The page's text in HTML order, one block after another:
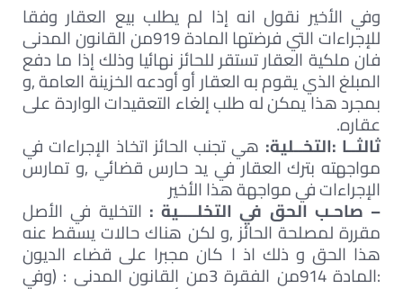
وفي الأخير نقول انه إذا لم يطلب بيع العقار وفقا
للإجراءات التي فرضتها المادة 919من القانون المدنى
فان ملكية العقار تستقر للحائز نهائيا وذلك إذا ما دفع
المبلغ الذي يقوم به العقار أو أودعه الخزينة العامة ,و
بمجرد هذا يمكن له طلب إلغاء التعقيدات الواردة على
عقاره.
ثالثــا :التخــلية: هي تجنب الحائز اتخاذ الإجراءات في
مواجهته بترك العقار في يد حارس قضائي ,و تمارس
الإجراءات في مواجهة هذا الأخير
– صاحـب الحق في التخلــــية : التخلية في الأصل
مقررة لمصلحة الحائز ,و لكن هناك حالات يسقط عنه
هذا الحق و ذلك اذ ا كان مجبرا على قضاء الديون
:المادة 914من الفقرة 3من القانون المدنى : (وفي